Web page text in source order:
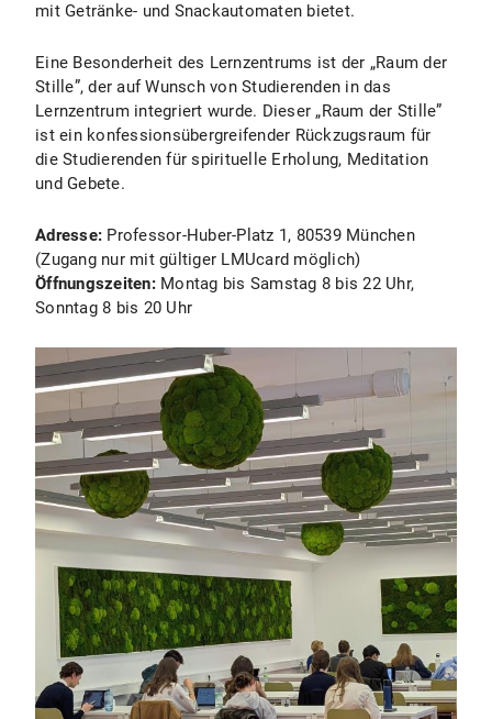
mit Getränke- und Snackautomaten bietet.
Eine Besonderheit des Lernzentrums ist der „Raum der
Stille”, der auf Wunsch von Studierenden in das
Lernzentrum integriert wurde. Dieser „Raum der Stille”
ist ein konfessionsübergreifender Rückzugsraum für
die Studierenden für spirituelle Erholung, Meditation
und Gebete.
Adresse: Professor-Huber-Platz 1, 80539 München
(Zugang nur mit gültiger LMUcard möglich)
Öffnungszeiten: Montag bis Samstag 8 bis 22 Uhr,
Sonntag 8 bis 20 Uhr